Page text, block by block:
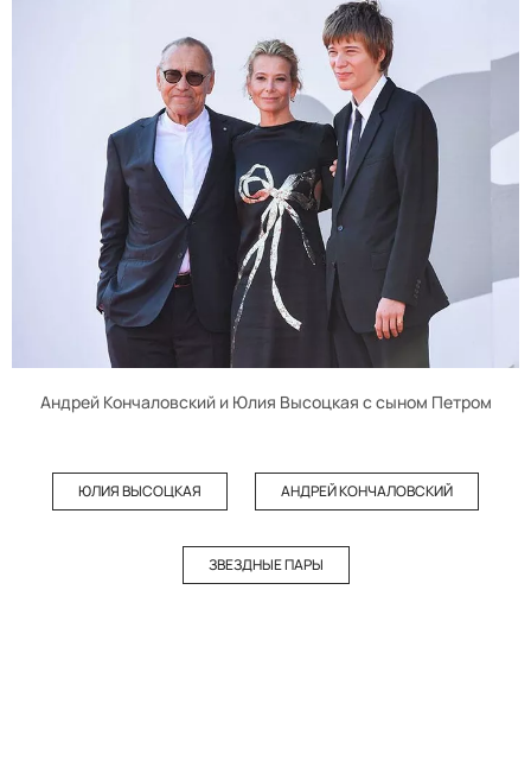
Андрей Кончаловский и Юлия Высоцкая с сыном Петром
ЮЛИЯ ВЫСОЦКАЯ АНДРЕЙ КОНЧАЛОВСКИЙ
ЗВЕЗДНЫЕ ПАРЫ